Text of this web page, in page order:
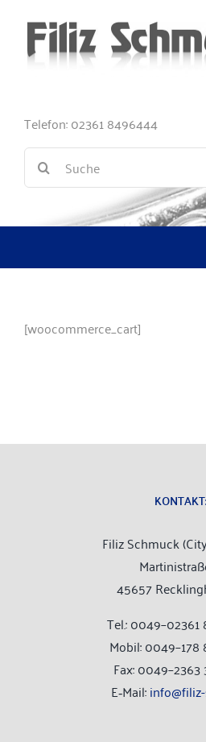
springen
Tele­fon: 02361 8496444
Suche
nach:
[woocommerce_cart]
KON­TAKT:
Filiz Schmuck
45657
Tel.:
Mobil: 0049–178
Fax:
E‑Mail: